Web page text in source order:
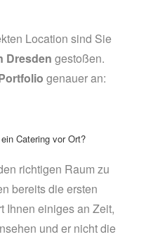
Location sind Sie
Dresden gestoßen.
genauer an:
Catering vor Ort?
richtigen Raum zu
bereits die ersten
Ihnen einiges an Zeit,
und er nicht die